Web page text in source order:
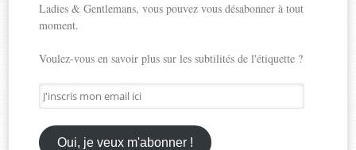
Ladies & Gentlemans, vous pouvez vous désabonner à tout
moment.
Voulez-vous en savoir plus sur les subtilités de l'étiquette ?
J'inscris
mon
email
ici
Oui, je veux m'abonner !